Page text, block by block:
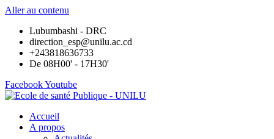
Aller au contenu
Lubumbashi - DRC
direction_esp@unilu.ac.cd
+243818636733
De 08H00' - 17H30'
FacebookYoutube
Accueil
A propos